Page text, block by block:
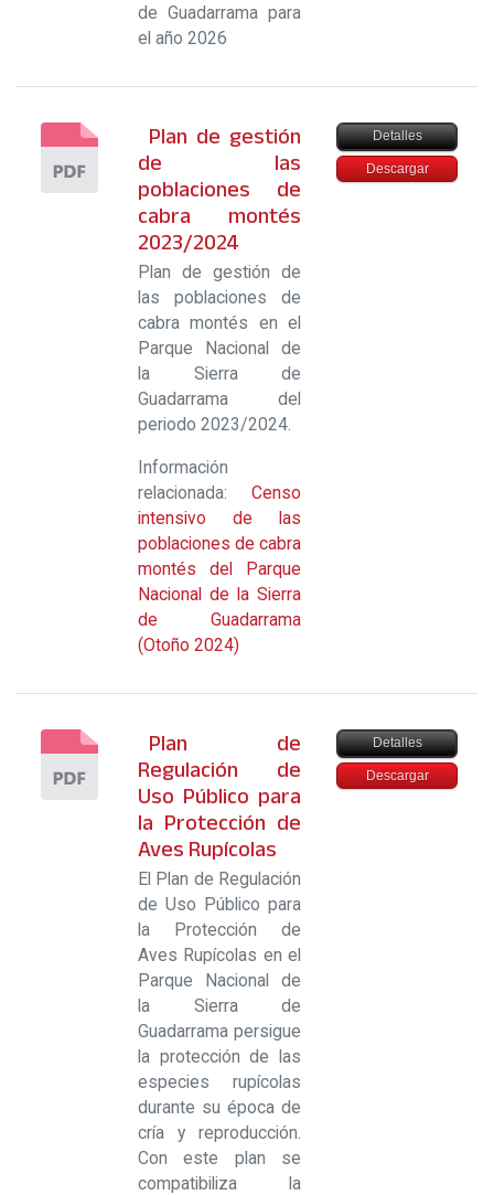
de Guadarrama para
el año 2026
Plan de gestión
de las
poblaciones de
cabra montés
2023/2024
Plan de gestión de
las poblaciones de
cabra montés en el
Parque Nacional de
la Sierra de
Guadarrama del
periodo 2023/2024.
Información
relacionada: Censo
intensivo de las
poblaciones de cabra
montés del Parque
Nacional de la Sierra
de Guadarrama
(Otoño 2024)
Detalles
Descargar
Plan de
Regulación de
Uso Público para
la Protección de
Aves Rupícolas
El Plan de Regulación
de Uso Público para
la Protección de
Aves Rupícolas en el
Parque Nacional de
la Sierra de
Guadarrama persigue
la protección de las
especies rupícolas
durante su época de
cría y reproducción.
Con este plan se
compatibiliza la
Detalles
Descargar